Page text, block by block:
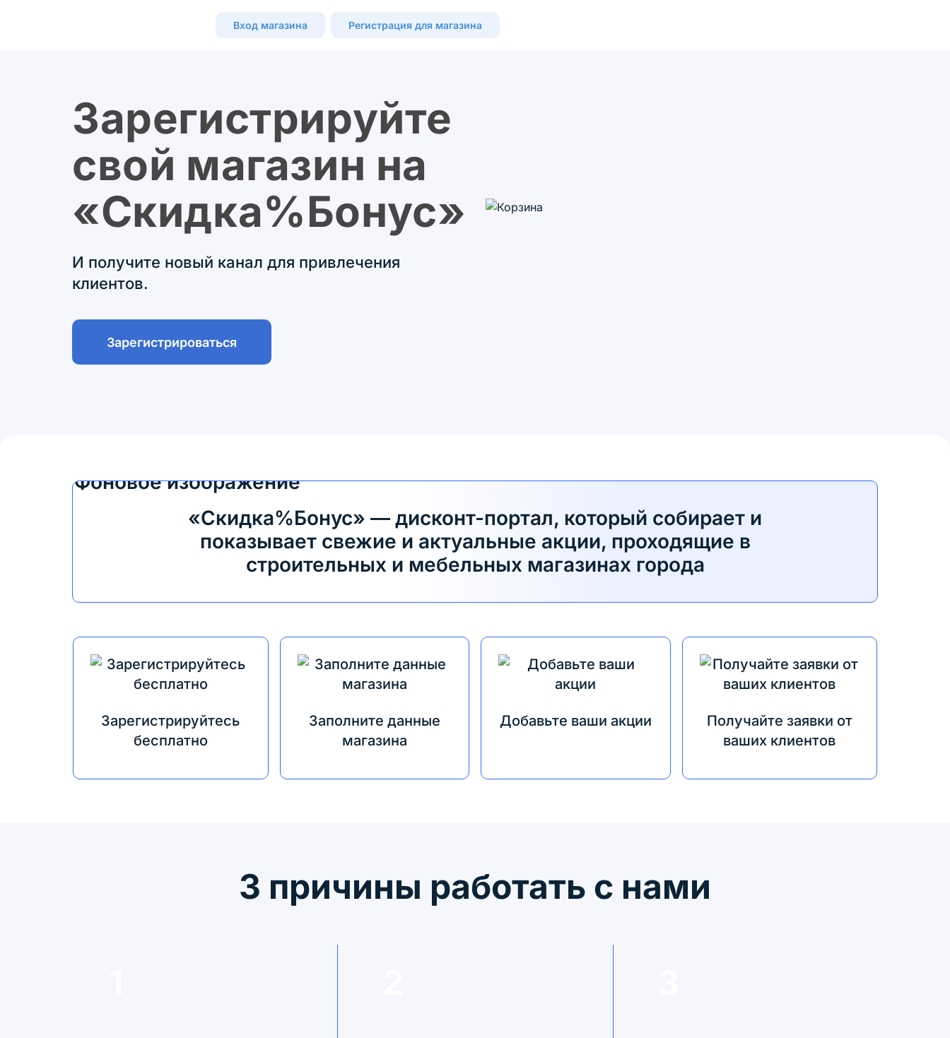
Вход магазина Регистрация для магазина
Зарегистрируйте
свой магазин на
«Скидка%Бонус»
И получите новый канал для привлечения
клиентов.
Зарегистрироваться
«Скидка%Бонус» — дисконт-портал, который собирает и
показывает свежие и актуальные акции, проходящие в
строительных и мебельных магазинах города
Зарегистрируйтесь
бесплатно
Заполните данные
магазина
Добавьте ваши акции
Получайте заявки от
ваших клиентов
3 причины работать с нами